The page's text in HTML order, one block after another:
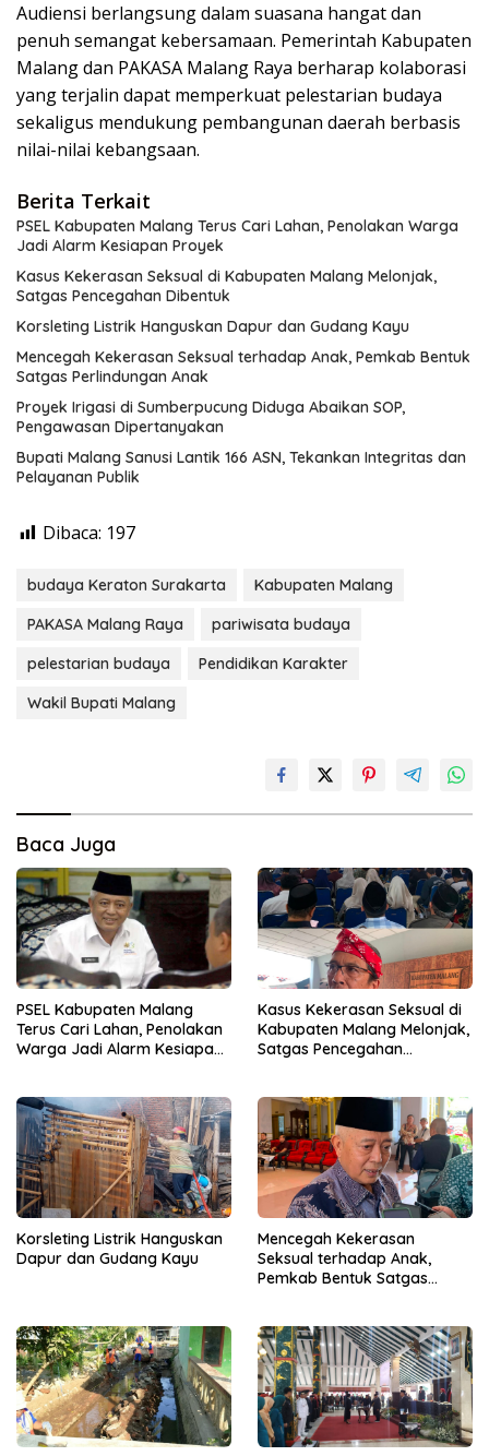
Audiensi berlangsung dalam suasana hangat dan
penuh semangat kebersamaan. Pemerintah Kabupaten
Malang dan PAKASA Malang Raya berharap kolaborasi
yang terjalin dapat memperkuat pelestarian budaya
sekaligus mendukung pembangunan daerah berbasis
nilai-nilai kebangsaan.
Berita Terkait
PSEL Kabupaten Malang Terus Cari Lahan, Penolakan Warga
Jadi Alarm Kesiapan Proyek
Kasus Kekerasan Seksual di Kabupaten Malang Melonjak,
Satgas Pencegahan Dibentuk
Korsleting Listrik Hanguskan Dapur dan Gudang Kayu
Mencegah Kekerasan Seksual terhadap Anak, Pemkab Bentuk
Satgas Perlindungan Anak
Proyek Irigasi di Sumberpucung Diduga Abaikan SOP,
Pengawasan Dipertanyakan
Bupati Malang Sanusi Lantik 166 ASN, Tekankan Integritas dan
Pelayanan Publik
Dibaca: 197
budaya Keraton Surakarta
Kabupaten Malang
PAKASA Malang Raya
pariwisata budaya
pelestarian budaya
Pendidikan Karakter
Wakil Bupati Malang
Baca Juga
PSEL Kabupaten Malang
Terus Cari Lahan, Penolakan
Warga Jadi Alarm Kesiapan
Kasus Kekerasan Seksual di
Kabupaten Malang Melonjak,
Satgas Pencegahan
Korsleting Listrik Hanguskan
Dapur dan Gudang Kayu
Mencegah Kekerasan
Seksual terhadap Anak,
Pemkab Bentuk Satgas